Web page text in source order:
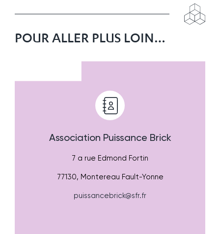
POUR ALLER PLUS LOIN…
Association Puissance Brick
7 a rue Edmond Fortin
77130, Montereau Fault-Yonne
puissancebrick@sfr.fr